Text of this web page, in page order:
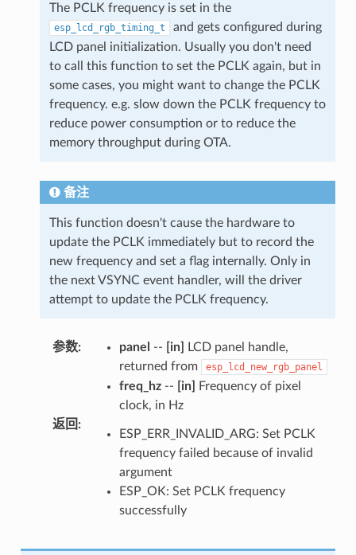
The PCLK frequency is set in the
esp_lcd_rgb_timing_t
and gets configured during
LCD panel initialization. Usually you don't need
to call this function to set the PCLK again, but in
some cases, you might want to change the PCLK
frequency. e.g. slow down the PCLK frequency to
reduce power consumption or to reduce the
memory throughput during OTA.
备注
This function doesn't cause the hardware to
update the PCLK immediately but to record the
new frequency and set a flag internally. Only in
the next VSYNC event handler, will the driver
attempt to update the PCLK frequency.
参数: panel -- [in]
LCD panel handle,
returned from
esp_lcd_new_rgb_panel
freq_hz-- [in]
Frequency of pixel
clock, in Hz
返回 :
ESP_ERR_INVALID_ARG: Set PCLK
frequency failed because of invalid
argument
ESP_OK: Set PCLK frequency
successfully